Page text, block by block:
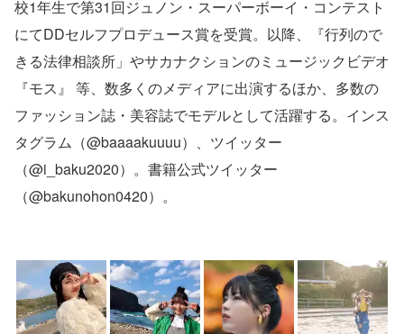
校1年生で第31回ジュノン・スーパーボーイ・コンテスト
にてDDセルフプロデュース賞を受賞。以降、『行列ので
きる法律相談所」やサカナクションのミュージックビデオ
『モス』 等、数多くのメディアに出演するほか、多数の
ファッション誌・美容誌でモデルとして活躍する。インス
タグラム（@baaaakuuuu）、ツイッター
（@i_baku2020）。書籍公式ツイッター
（@bakunohon0420）。